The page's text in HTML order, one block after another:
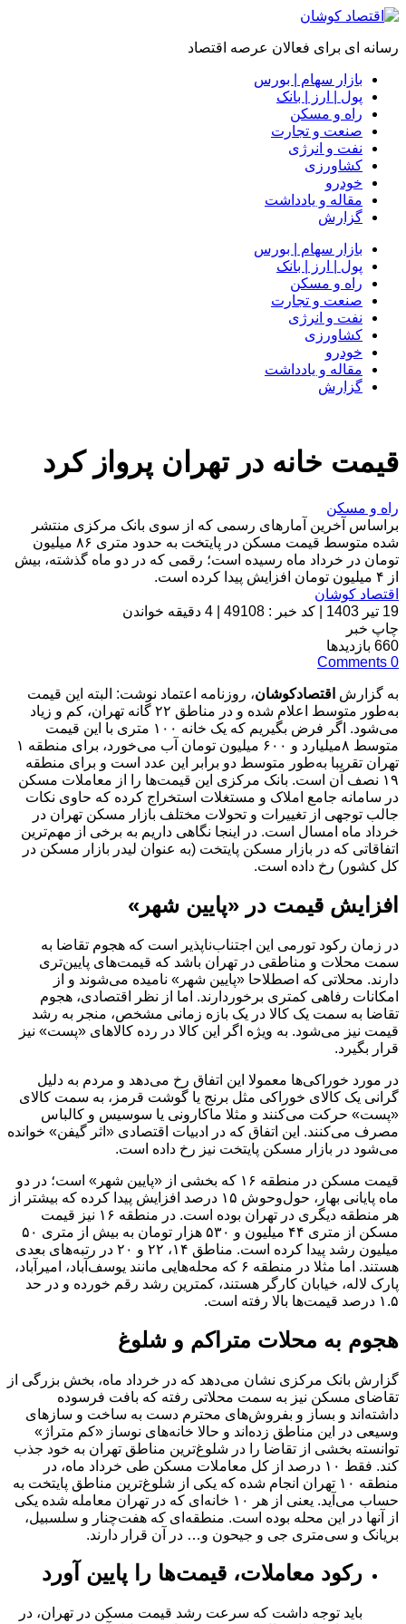
رسانه ای برای فعالان عرصه اقتصاد
بازار سهام | بورس
پول | ارز | بانک
راه و مسکن
صنعت و تجارت
نفت و انرژی
کشاورزی
خودرو
مقاله و یادداشت
گزارش
بازار سهام | بورس
پول | ارز | بانک
راه و مسکن
صنعت و تجارت
نفت و انرژی
کشاورزی
خودرو
مقاله و یادداشت
گزارش
قیمت خانه در تهران پرواز کرد
راه و مسکن
براساس آخرین آمارهای رسمی که از سوی بانک مرکزی منتشر
شده متوسط قیمت مسکن در پایتخت به حدود متری ۸۶ میلیون
تومان در خرداد ماه رسیده است؛ رقمی که در دو ماه گذشته، بیش
از ۴ میلیون تومان افزایش پیدا کرده است.
اقتصاد کوشان
19 تیر 1403
کد خبر : 49108
4 دقیقه خواندن
چاپ خبر
660 بازدیدها
0
Comments
به گزارش اقتصادکوشان، روزنامه اعتماد نوشت: البته این قیمت
به‌طور متوسط اعلام شده و در مناطق ۲۲ گانه تهران، کم و زیاد
می‌شود. اگر فرض بگیریم که یک خانه ۱۰۰ متری با این قیمت
متوسط ۸میلیارد و ۶۰۰ میلیون تومان آب می‌خورد، برای منطقه ۱
تهران تقریبا به‌طور متوسط دو برابر این عدد است و برای منطقه
۱۹ نصف آن است. بانک مرکزی این قیمت‌ها را از معاملات مسکن
در سامانه جامع املاک و مستغلات استخراج کرده که حاوی نکات
جالب توجهی از تغییرات و تحولات مختلف بازار مسکن تهران در
خرداد ماه امسال است. در اینجا نگاهی داریم به برخی از مهم‌ترین
اتفاقاتی که در بازار مسکن پایتخت (به عنوان لیدر بازار مسکن در
کل کشور) رخ داده است.
افزایش قیمت در «پایین شهر»
در زمان رکود تورمی این اجتناب‌ناپذیر است که هجوم تقاضا به
سمت محلات و مناطقی در تهران باشد که قیمت‌های پایین‌تری
دارند. محلاتی که اصطلاحا «پایین شهر» نامیده می‌شوند و از
امکانات رفاهی کمتری برخوردارند. اما از نظر اقتصادی، هجوم
تقاضا به سمت یک کالا در یک بازه زمانی مشخص، منجر به رشد
قیمت نیز می‌شود. به ویژه اگر این کالا در رده کالاهای «پست» نیز
قرار بگیرد.
در مورد خوراکی‌ها معمولا این اتفاق رخ می‌دهد و مردم به دلیل
گرانی یک کالای خوراکی مثل برنج یا گوشت قرمز، به سمت کالای
«پست» حرکت می‌کنند و مثلا ماکارونی یا سوسیس و کالباس
مصرف می‌کنند. این اتفاق که در ادبیات اقتصادی «اثر گیفن» خوانده
می‌شود در بازار مسکن پایتخت نیز رخ داده است.
قیمت مسکن در منطقه ۱۶ که بخشی از «پایین شهر» است؛ در دو
ماه پایانی بهار، حول‌وحوش ۱۵ درصد افزایش پیدا کرده که بیشتر از
هر منطقه دیگری در تهران بوده است. در منطقه ۱۶ نیز قیمت
مسکن از متری ۴۴ میلیون و ۵۳۰ هزار تومان به بیش از متری ۵۰
میلیون رشد پیدا کرده است. مناطق ۱۴، ۲۲ و ۲۰ در رتبه‌های بعدی
هستند. اما مثلا در منطقه ۶ که محله‌هایی مانند یوسف‌آباد، امیرآباد،
پارک لاله، خیابان کارگر هستند، کمترین رشد رقم خورده و در حد
۱.۵ درصد قیمت‌ها بالا رفته است.
هجوم به محلات متراکم و شلوغ
گزارش بانک مرکزی نشان می‌دهد که در خرداد ماه، ‌بخش بزرگی از
تقاضای مسکن نیز به سمت محلاتی رفته که بافت فرسوده
داشته‌اند و بساز و بفروش‌های محترم دست به ساخت و سازهای
وسیعی در این مناطق زده‌اند و حالا خانه‌های نوساز «کم متراژ»
توانسته بخشی از تقاضا را در شلوغ‌ترین مناطق تهران به خود جذب
کند. فقط ۱۰ درصد از کل معاملات مسکن طی خرداد ماه، در
منطقه ۱۰ تهران انجام شده که یکی از شلوغ‌ترین مناطق پایتخت به
حساب می‌آید. یعنی از هر ۱۰ خانه‌ای که در تهران معامله شده یکی
از آنها در این محله بوده است. منطقه‌ای که هفت‌چنار و سلسبیل،
بریانک و سی‌متری جی و جیحون و… در آن قرار دارند.
رکود معاملات، قیمت‌ها را پایین آورد
باید توجه داشت که سرعت رشد قیمت مسکن در تهران، در